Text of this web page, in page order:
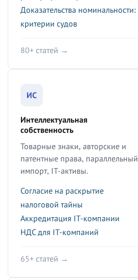
Доказательства номинальности:
критерии судов
80+ статей →
ИС
Интеллектуальная
собственность
Товарные знаки, авторские и
патентные права, параллельный
импорт, IT-активы.
Согласие на раскрытие
налоговой тайны
Аккредитация IT-компании
НДС для IT-компаний
65+ статей →